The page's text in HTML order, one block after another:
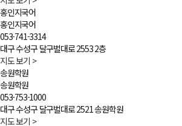
홍인지국어
홍인지국어
053-741-3314
대구 수성구 달구벌대로 2553 2층
지도 보기 >
송원학원
송원학원
053-753-1000
대구 수성구 달구벌대로 2521 송원학원
지도 보기 >